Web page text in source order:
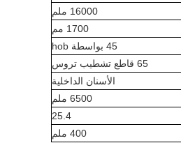
16000 ملم
1700 مم
45 بواسطة hob
65 قاطع تشطيب تروس
الأسنان الداخلية
6500 ملم
25.4
400 ملم